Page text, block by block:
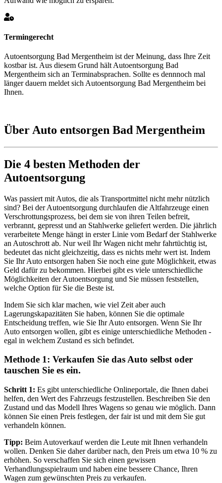
Termingerecht
Autoentsorgung Bad Mergentheim ist der Meinung, dass Ihre Zeit
kostbar ist. Aus diesem Grund hält Autoentsorgung Bad
Mergentheim sich an Terminabsprachen. Sollte es dennnoch mal
länger dauern meldet sich Autoentsorgung Bad Mergentheim bei
Ihnen.
Über Auto entsorgen Bad Mergentheim
Die 4 besten Methoden der
Autoentsorgung
Was passiert mit Autos, die als Transportmittel nicht mehr nützlich
sind? Bei der Autoentsorgung durchlaufen die Altfahrzeuge einen
Verschrottungsprozess, bei dem sie von ihren Teilen befreit,
verbrannt, gepresst und an Stahlwerke geliefert werden. Die jährlich
verarbeitete Menge hängt in erster Linie vom Bedarf der Stahlwerke
an Autoschrott ab. Nur weil Ihr Wagen nicht mehr fahrtüchtig ist,
bedeutet das nicht gleichzeitig, dass es nichts mehr wert ist. Indem
Sie Ihr Auto entsorgen haben Sie noch eine gute Möglichkeit, etwas
Geld dafür zu bekommen. Hierbei gibt es viele unterschiedliche
Möglichkeiten der Autoentsorgung und Sie müssen feststellen,
welche Option für Sie die Beste ist.
Indem Sie sich klar machen, wie viel Zeit aber auch
Lagerungskapazitäten Sie haben, können Sie die optimale
Entscheidung treffen, wie Sie Ihr Auto entsorgen. Wenn Sie Ihr
Auto entsorgen wollen, gibt es einige unterschiedliche Methoden -
egal in welchem Zustand es sich befindet.
Methode 1: Verkaufen Sie das Auto selbst oder
tauschen Sie es ein.
Schritt 1: Es gibt unterschiedliche Onlineportale, die Ihnen dabei
helfen, den Wert des Fahrzeugs festzustellen. Beschreiben Sie den
Zustand und das Modell Ihres Wagens so genau wie möglich. Dann
können Sie einen Preis festlegen, der fair ist und mit dem Sie gut
verhandeln können.
Tipp: Beim Autoverkauf werden die Leute mit Ihnen verhandeln
wollen. Denken Sie daher darüber nach, den Preis um etwa 10 % zu
erhöhen. So verschaffen Sie sich einen gewissen
Verhandlungsspielraum und haben eine bessere Chance, Ihren
Wagen zum gewünschten Preis zu verkaufen.